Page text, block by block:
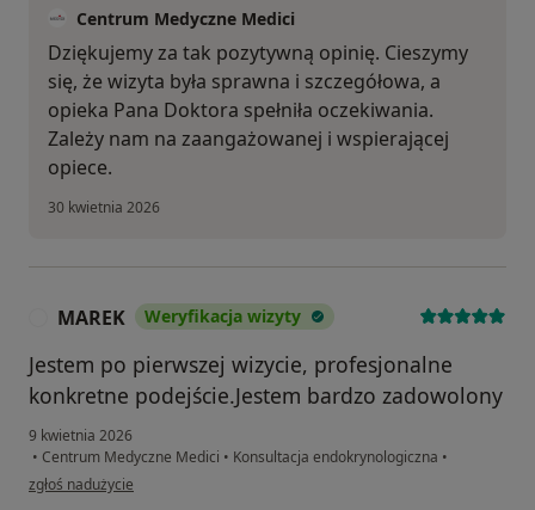
Centrum Medyczne Medici
Dziękujemy za tak pozytywną opinię. Cieszymy
się, że wizyta była sprawna i szczegółowa, a
opieka Pana Doktora spełniła oczekiwania.
Zależy nam na zaangażowanej i wspierającej
opiece.
30 kwietnia 2026
MAREK Weryfikacja wizyty
Jestem po pierwszej wizycie, profesjonalne
konkretne podejście.Jestem bardzo zadowolony
9 kwietnia 2026
• Centrum Medyczne Medici • Konsultacja endokrynologiczna •
w opinii użytkownika MAREK
zgłoś nadużycie